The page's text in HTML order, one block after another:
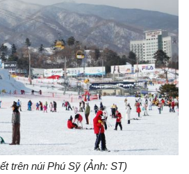
trên núi Phú Sỹ (Ảnh: ST)